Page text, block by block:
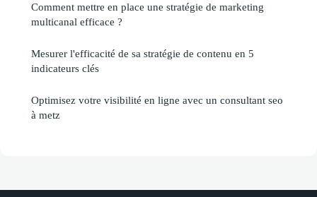
Comment mettre en place une stratégie de marketing
multicanal efficace ?
Mesurer l'efficacité de sa stratégie de contenu en 5
indicateurs clés
Optimisez votre visibilité en ligne avec un consultant seo
à metz